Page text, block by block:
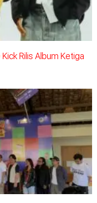
Rilis Album Ketiga